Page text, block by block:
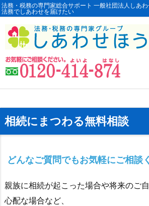
法務・税務の専門家総合サポート 一般社団法人しあわ
法務でしあわせを届けたい
相続にまつわる無料相談
どんなご質問でもお気軽にご相談
親族に相続が起こった場合や将来のご
心配な場合など、